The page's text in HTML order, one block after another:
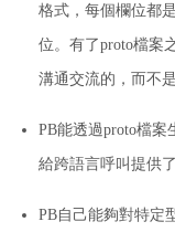
格式，每個欄位都
位。 有了proto檔案
溝通交流的，而不
PB能透過proto檔案
給跨語言呼叫提供了
PB自己能夠對特定